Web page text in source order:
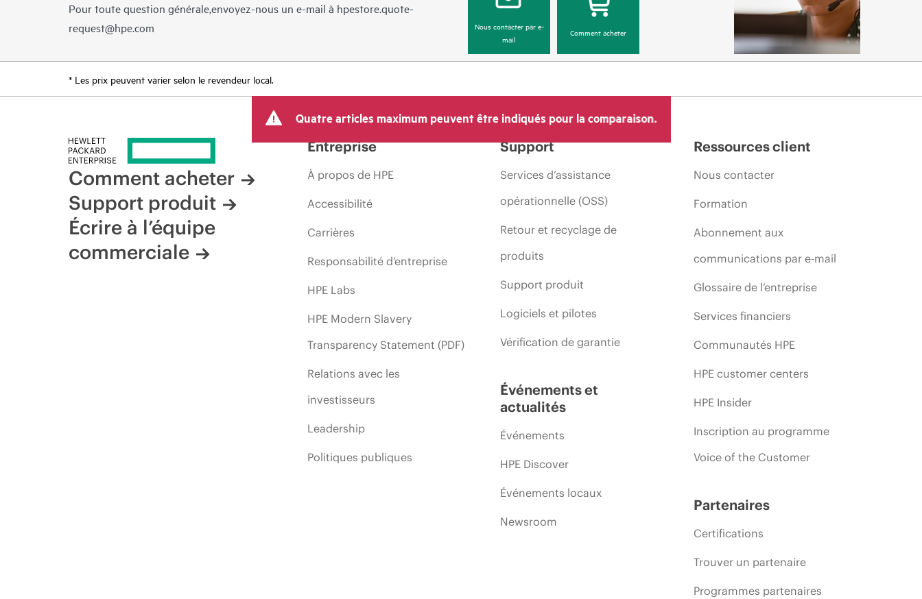
Pour toute question générale,envoyez-nous un e-mail à hpestore.quote-
request@hpe.com
Nous contacter par e-
mail
Comment acheter
* Les prix peuvent varier selon le revendeur local.
Quatre articles maximum peuvent être indiqués pour la comparaison.
Comment acheter
Support produit
Écrire à l’équipe
commerciale
Entreprise
À propos de HPE
Accessibilité
Carrières
Responsabilité d’entreprise
HPE Labs
HPE Modern Slavery
Transparency Statement (PDF)
Relations avec les
investisseurs
Leadership
Politiques publiques
Support
Services d’assistance
opérationnelle (OSS)
Retour et recyclage de
produits
Support produit
Logiciels et pilotes
Vérification de garantie
Événements et
actualités
Événements
HPE Discover
Événements locaux
Newsroom
Ressources client
Nous contacter
Formation
Abonnement aux
communications par e-mail
Glossaire de l’entreprise
Services financiers
Communautés HPE
HPE customer centers
HPE Insider
Inscription au programme
Voice of the Customer
Partenaires
Certifications
Trouver un partenaire
Programmes partenaires